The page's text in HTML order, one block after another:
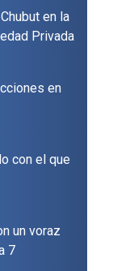
en la
Privada
en
con el que
un voraz
7